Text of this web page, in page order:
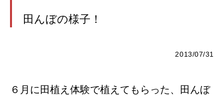
田んぼの様子！
2013/07/31
６月に田植え体験で植えてもらった、田んぼ